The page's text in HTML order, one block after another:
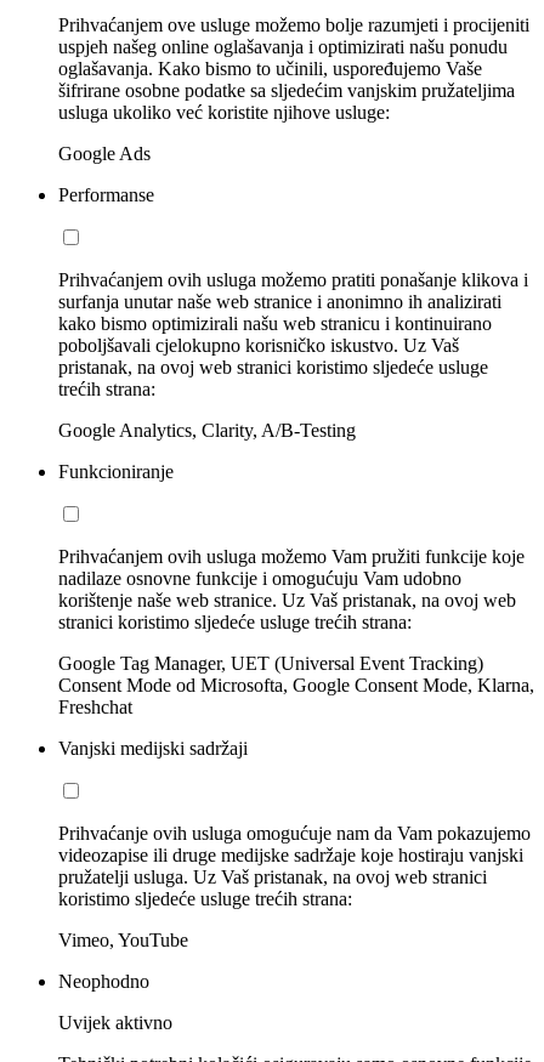
Prihvaćanjem ove usluge možemo bolje razumjeti i procijeniti
uspjeh našeg online oglašavanja i optimizirati našu ponudu
oglašavanja. Kako bismo to učinili, uspoređujemo Vaše
šifrirane osobne podatke sa sljedećim vanjskim pružateljima
usluga ukoliko već koristite njihove usluge:
Google Ads
Performanse
Prihvaćanjem ovih usluga možemo pratiti ponašanje klikova i
surfanja unutar naše web stranice i anonimno ih analizirati
kako bismo optimizirali našu web stranicu i kontinuirano
poboljšavali cjelokupno korisničko iskustvo. Uz Vaš
pristanak, na ovoj web stranici koristimo sljedeće usluge
trećih strana:
Google Analytics, Clarity, A/B-Testing
Funkcioniranje
Prihvaćanjem ovih usluga možemo Vam pružiti funkcije koje
nadilaze osnovne funkcije i omogućuju Vam udobno
korištenje naše web stranice. Uz Vaš pristanak, na ovoj web
stranici koristimo sljedeće usluge trećih strana:
Google Tag Manager, UET (Universal Event Tracking)
Consent Mode od Microsofta, Google Consent Mode, Klarna,
Freshchat
Vanjski medijski sadržaji
Prihvaćanje ovih usluga omogućuje nam da Vam pokazujemo
videozapise ili druge medijske sadržaje koje hostiraju vanjski
pružatelji usluga. Uz Vaš pristanak, na ovoj web stranici
koristimo sljedeće usluge trećih strana:
Vimeo, YouTube
Neophodno
Uvijek aktivno